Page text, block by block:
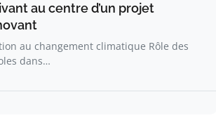
au centre d’un projet
au changement climatique Rôle des
dans…